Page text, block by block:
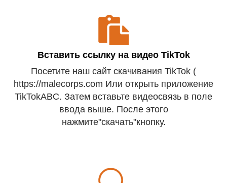
Вставить ссылку на видео TikTok
Посетите наш сайт скачивания TikTok (
https://malecorps.com Или открыть приложение
TikTokABC. Затем вставьте видеосвязь в поле
ввода выше. После этого
нажмите"скачать"кнопку.